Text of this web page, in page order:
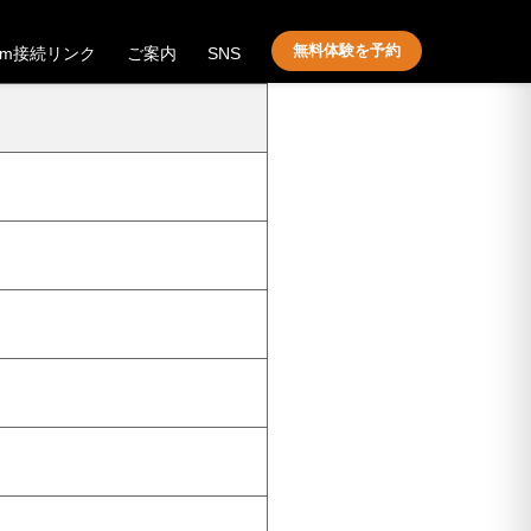
接続リンク ご案内 SNS 無料体験を予約